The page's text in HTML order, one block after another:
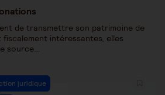
de transmettre son patrimoine de
fiscalement intéressantes, elles
source…
juridique